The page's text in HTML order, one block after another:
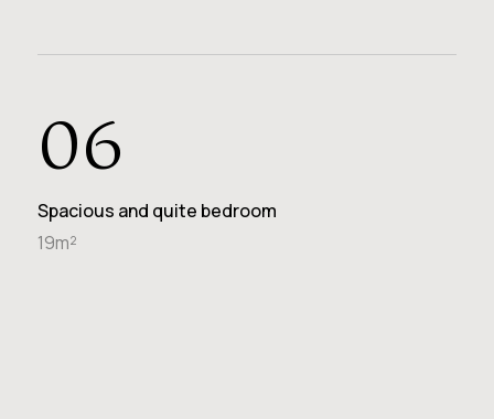
06
Spacious and quite bedroom
19m²